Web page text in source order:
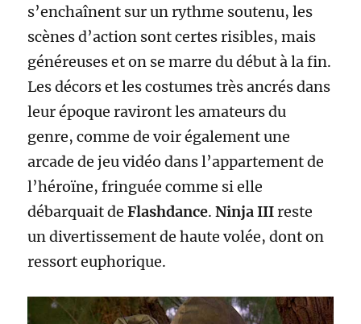
s’enchaînent sur un rythme soutenu, les
scènes d’action sont certes risibles, mais
généreuses et on se marre du début à la fin.
Les décors et les costumes très ancrés dans
leur époque raviront les amateurs du
genre, comme de voir également une
arcade de jeu vidéo dans l’appartement de
l’héroïne, fringuée comme si elle
débarquait deFlashdance.Ninja IIIreste
un divertissement de haute volée, dont on
ressort euphorique.